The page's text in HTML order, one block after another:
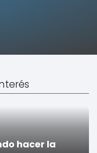
hacer la